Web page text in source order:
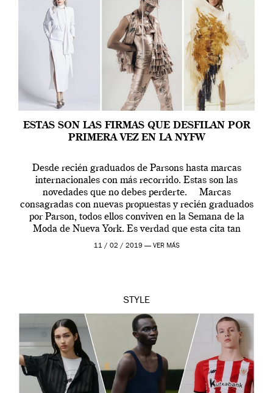
ESTAS SON LAS FIRMAS QUE DESFILAN POR
PRIMERA VEZ EN LA NYFW
Desde recién graduados de Parsons hasta marcas
internacionales con más recorrido. Estas son las
novedades que no debes perderte. Marcas
consagradas con nuevas propuestas y recién graduados
por Parson, todos ellos conviven en la Semana de la
Moda de Nueva York. Es verdad que esta cita tan
importante en el calendario internacional de […]
11 / 02 / 2019 — VER MÁS
STYLE